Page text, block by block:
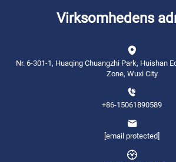
Virksomhedens
Nr. 6-301-1, Huaqing Chuangzhi Park, Huishan
Zone, Wuxi City
+86-15061890589
[email protected]